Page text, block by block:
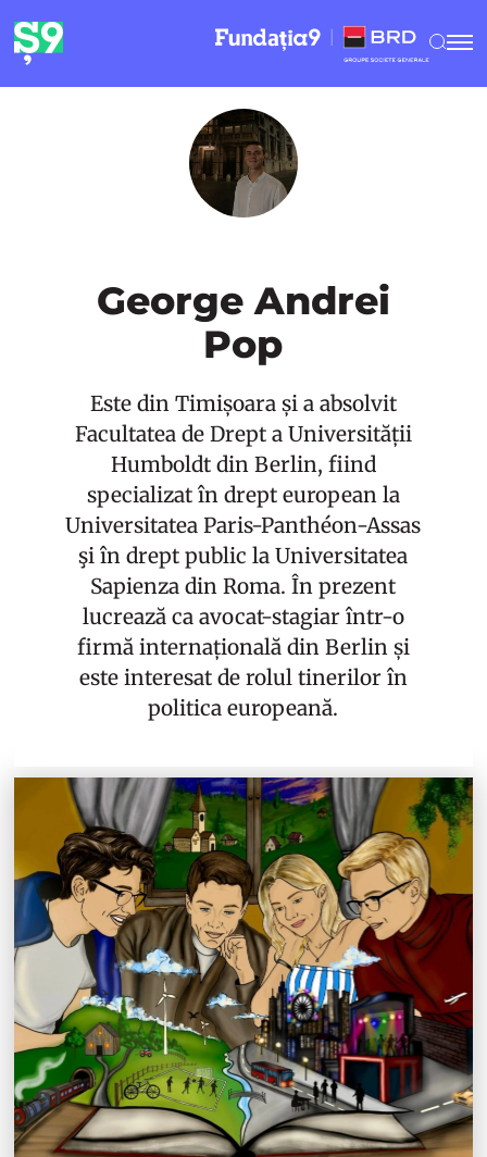
George Andrei
Pop
Este din Timișoara și a absolvit
Facultatea de Drept a Universității
Humboldt din Berlin, fiind
specializat în drept european la
Universitatea Paris-Panthéon-Assas
şi în drept public la Universitatea
Sapienza din Roma. În prezent
lucrează ca avocat-stagiar într-o
firmă internațională din Berlin și
este interesat de rolul tinerilor în
politica europeană.